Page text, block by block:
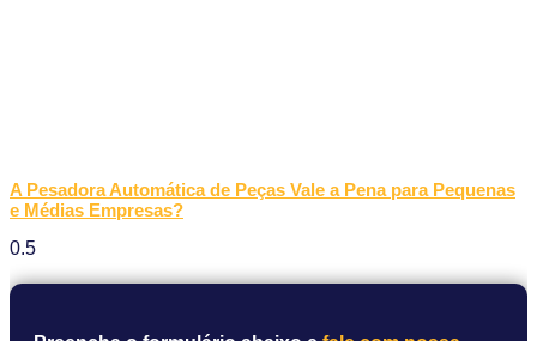
A Pesadora Automática de Peças Vale a Pena para Pequenas
e Médias Empresas?